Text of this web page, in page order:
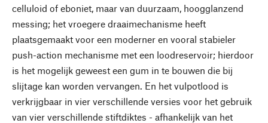
celluloid of eboniet, maar van duurzaam, hoogglanzend
messing; het vroegere draaimechanisme heeft
plaatsgemaakt voor een moderner en vooral stabieler
push-action mechanisme met een loodreservoir; hierdoor
is het mogelijk geweest een gum in te bouwen die bij
slijtage kan worden vervangen. En het vulpotlood is
verkrijgbaar in vier verschillende versies voor het gebruik
van vier verschillende stiftdiktes - afhankelijk van het